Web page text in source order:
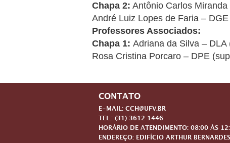
Chapa 2: Antônio Carlos
André Luiz Lopes de Faria –
Professores Associados:
Chapa 1: Adriana da Silva – DLA
Rosa Cristina Porcaro – DPE
CONTATO
E-MAIL: CCH@UFV.BR
TEL.: (31) 3612 1446
HORÁRIO DE ATENDIMENTO: 08:00 ÀS
ENDEREÇO: EDIFÍCIO ARTHUR